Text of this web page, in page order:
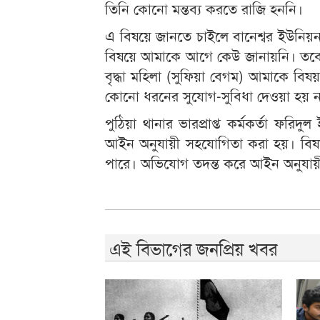
তিনি কোনো মন্তব্য করতে রাজি হননি।
এ বিষয়ে জানতে চাইলে বানেশ্বর
বিষয়ে আমাকে আগে কেউ জানায়নি।
বৃদ্ধা মহিলা (সুফিয়া বেগম) আমাকে
কোনো ধরনের সুযোগ-সুবিধা দেওয়া হয়
পুঠিয়া থানার ভারপ্রাপ্ত কর্মকর্তা
আইন অনুযায়ী সহযোগিতা করা হয়।
পারে। অভিযোগ তদন্ত করে আইন অনুযায়ী
এই বিভাগের জনপ্রিয় খবর